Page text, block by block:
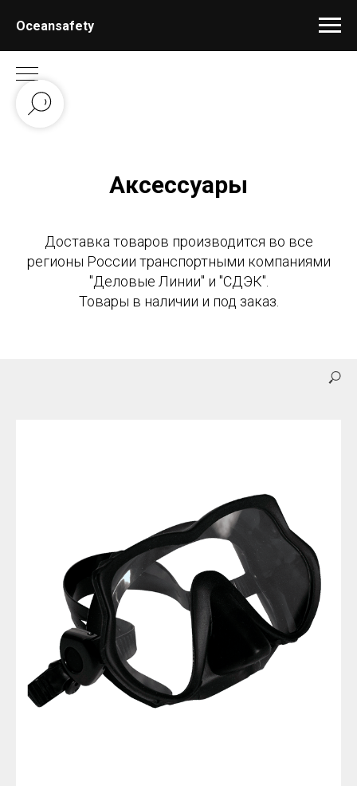
Oceansafety
Аксессуары
Доставка товаров производится во все
регионы России транспортными компаниями
"Деловые Линии" и "СДЭК".
Товары в наличии и под заказ.